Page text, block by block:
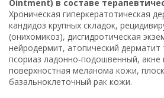
Ointment) в составе
Хроническая гиперкератотическая
кандидоз крупных складок,
(онихомикоз), дисгидротическая
нейродермит, атопический
псориаз ладонно-подошвенный, акне
поверхностная меланома кожи,
базальноклеточный рак кожи.